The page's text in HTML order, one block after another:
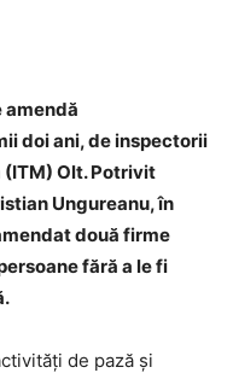
amendă
doi ani, de inspectorii
Olt. Potrivit
Ungureanu, în
două firme
fără a le fi
de pază și